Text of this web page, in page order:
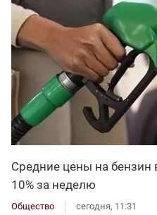
Средние цены на бензин
10% за неделю
Общество сегодня, 11:31